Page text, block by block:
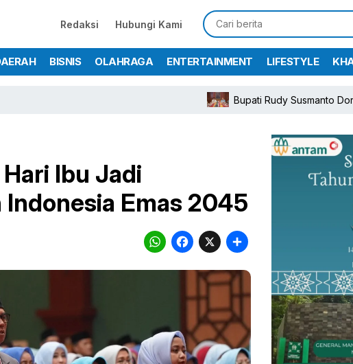
Redaksi Hubungi Kami
BISNIS OLAHRAGA ENTERTAINMENT LIFESTYLE
Bupati Rudy Susmanto Dorong Tol
Ibu Jadi
Emas 2045
WhatsApp
Facebook
X